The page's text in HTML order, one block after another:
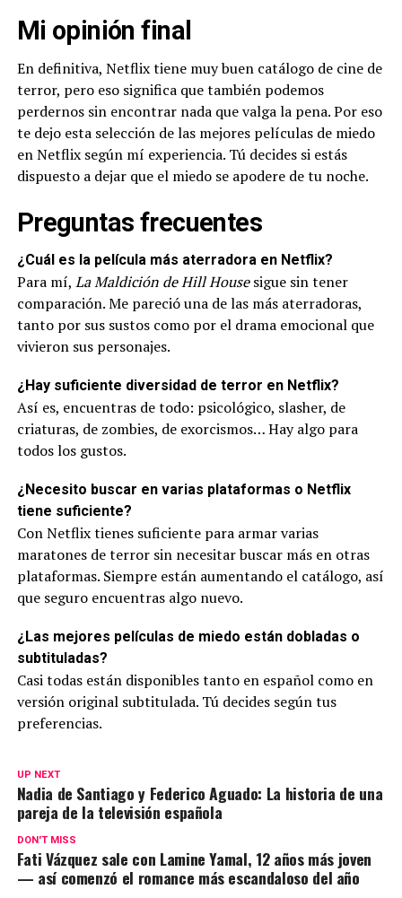
Mi opinión final
En definitiva, Netflix tiene muy buen catálogo de cine de
terror, pero eso significa que también podemos
perdernos sin encontrar nada que valga la pena. Por eso
te dejo esta selección de las mejores películas de miedo
en Netflix según mí experiencia. Tú decides si estás
dispuesto a dejar que el miedo se apodere de tu noche.
Preguntas frecuentes
¿Cuál es la película más aterradora en Netflix?
Para mí, La Maldición de Hill Housesigue sin tener
comparación. Me pareció una de las más aterradoras,
tanto por sus sustos como por el drama emocional que
vivieron sus personajes.
¿Hay suficiente diversidad de terror en Netflix?
Así es, encuentras de todo: psicológico, slasher, de
criaturas, de zombies, de exorcismos… Hay algo para
todos los gustos.
¿Necesito buscar en varias plataformas o Netflix
tiene suficiente?
Con Netflix tienes suficiente para armar varias
maratones de terror sin necesitar buscar más en otras
plataformas. Siempre están aumentando el catálogo, así
que seguro encuentras algo nuevo.
¿Las mejores películas de miedo están dobladas o
subtituladas?
Casi todas están disponibles tanto en español como en
versión original subtitulada. Tú decides según tus
preferencias.
UP NEXT
Nadia de Santiago y Federico Aguado: La historia de una
pareja de la televisión española
DON'T MISS
Fati Vázquez sale con Lamine Yamal, 12 años más joven
— así comenzó el romance más escandaloso del año